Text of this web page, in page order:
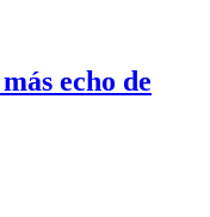
echo de